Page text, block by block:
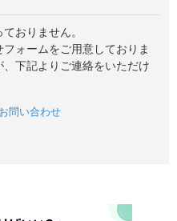
おりません。
ォームをご用意しておりま
下記よりご連絡をいただけ
問い合わせ